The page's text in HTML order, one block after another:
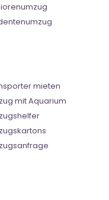
mieten
mit Aquarium